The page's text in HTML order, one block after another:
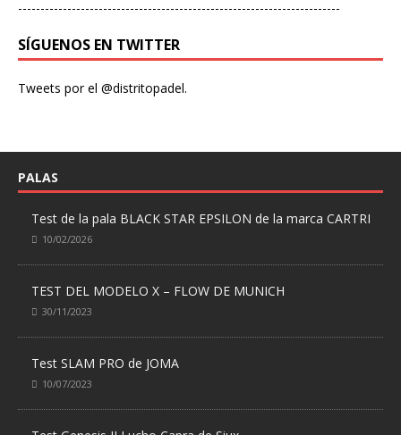
------------------------------------------------------------------------
SÍGUENOS EN TWITTER
Tweets por el @distritopadel.
PALAS
Test de la pala BLACK STAR EPSILON de la marca CARTRI
10/02/2026
TEST DEL MODELO X – FLOW DE MUNICH
30/11/2023
Test SLAM PRO de JOMA
10/07/2023